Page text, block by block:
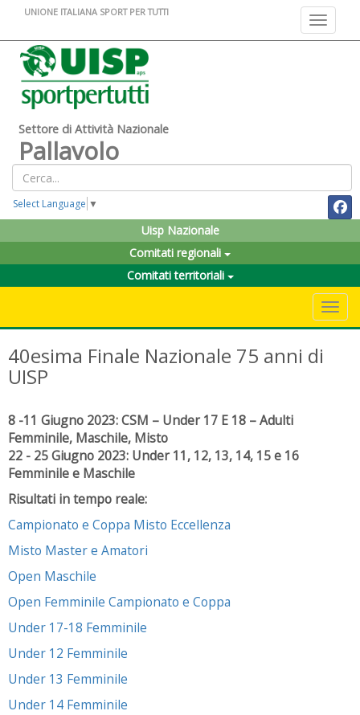
Toggle
UNIONE ITALIANA SPORT PER TUTTI
Settore di Attività Nazionale
Pallavolo
Select Language ▼
Uisp Nazionale
Comitati regionali
Comitati territoriali
40esima Finale Nazionale 75 anni di
UISP
8 -11 Giugno 2023: CSM – Under 17 E 18 – Adulti
Femminile, Maschile, Misto
22 - 25 Giugno 2023: Under 11, 12, 13, 14, 15 e 16
Femminile e Maschile
Risultati in tempo reale:
Campionato e Coppa Misto Eccellenza
Misto Master e Amatori
Open Maschile
Open Femminile Campionato e Coppa
Under 17-18 Femminile
Under 12 Femminile
Under 13 Femminile
Under 14 Femminile